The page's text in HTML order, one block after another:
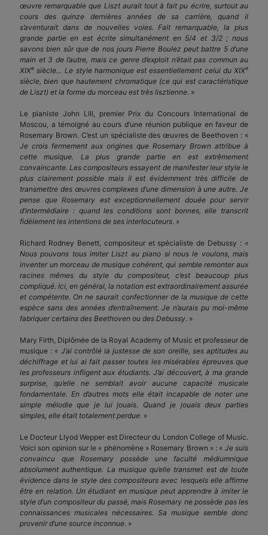
œuvre remarquable que Liszt aurait tout à fait pu écrire, surtout au
cours des quinze dernières années de sa carrière, quand il
s’aventurait dans de nouvelles voies. Fait remarquable, la plus
grande partie en est écrite simultanément en 5/4 et 3/2 ; nous
savons bien sûr que de nos jours Pierre Boulez peut battre 5 d’une
main et 3 de l’autre, mais ce genre d’exploit n’était pas commun au
XIXe siècle… Le style harmonique est essentiellement celui du XIXe
siècle, bien que hautement chromatique (ce qui est caractéristique
de Liszt) et la forme du morceau est très lisztienne. »
Le pianiste John Lill, premier Prix du Concours International de
Moscou, a témoigné au cours d’une réunion publique en faveur de
Rosemary Brown. C’est un spécialiste des œuvres de Beethoven : «
Je crois fermement aux origines que Rosemary Brown attribue à
cette musique. La plus grande partie en est extrêmement
convaincante. Les compositeurs essayent de manifester leur style le
plus clairement possible mais il est évidemment très difficile de
transmettre des œuvres complexes d’une dimension à une autre. Je
pense que Rosemary est exceptionnellement douée pour servir
d’intermédiaire : quand les conditions sont bonnes, elle transcrit
fidèlement les intentions de ses interlocuteurs. »
Richard Rodney Benett, compositeur et spécialiste de Debussy : «
Nous pouvons tous imiter Liszt au piano si nous le voulons, mais
inventer un morceau de musique cohérent, qui semble remonter aux
racines mêmes du style du compositeur, c’est beaucoup plus
compliqué. Ici, en général, la notation est extraordinairement assurée
et compétente. On ne saurait confectionner de la musique de cette
espèce sans des années d’entraînement. Je n’aurais pu moi-même
fabriquer certains des Beethoven ou des Debussy. »
Mary Firth, Diplômée de la Royal Academy of Music et professeur de
musique : « J’ai contrôlé la justesse de son oreille, ses aptitudes au
déchiffrage et lui ai fait passer toutes les misérables épreuves que
les professeurs infligent aux étudiants. J’ai découvert, à ma grande
surprise, qu’elle ne semblait avoir aucune capacité musicale
fondamentale. En d’autres mots elle était incapable de noter une
simple mélodie que je lui jouais. Quand je jouais deux parties
simples, elle était totalement perdue. »
Le Docteur Llyod Wepper est Directeur du London College of Music.
Voici son opinion sur le « phénomène » Rosemary Brown » : « Je suis
convaincu que Rosemary possède une faculté médiumnique
absolument authentique. La musique qu’elle transmet est de toute
évidence dans le style des compositeurs avec lesquels elle affirme
être en relation. Un étudiant en musique peut apprendre à imiter le
style d’un compositeur du passé, mais Rosemary ne possède pas les
connaissances musicales nécessaires. Sa musique semble donc
provenir d’une source inconnue. »